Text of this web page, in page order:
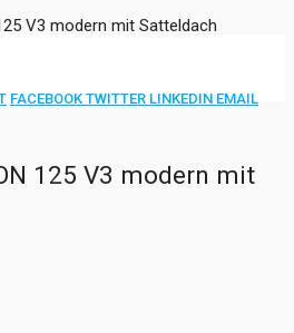
V3 modern mit Satteldach
FACEBOOK TWITTER LINKEDIN EMAIL
125 V3 modern mit